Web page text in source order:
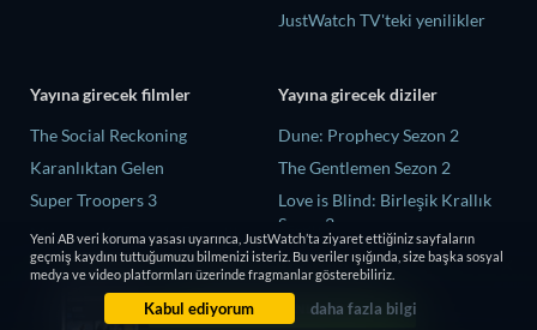
JustWatch TV'teki yenilikler
Yayına girecek filmler
The Social Reckoning
Karanlıktan Gelen
Super Troopers 3
Miyazma Kampında Ergenlik
Arzuları ve Ölüm
Cleaner
Yayına girecek diziler
Dune: Prophecy Sezon 2
The Gentlemen Sezon 2
Love is Blind: Birleşik Krallık
Sezon 3
The Shards Sezon 1
Çaylak Sezon 7
Yeni AB veri koruma yasası uyarınca, JustWatch’ta ziyaret ettiğiniz sayfaların
geçmiş kaydını tuttuğumuzu bilmenizi isteriz. Bu veriler ışığında, size başka sosyal
medya ve video platformları üzerinde fragmanlar gösterebiliriz.
Kabul ediyorum daha fazla bilgi